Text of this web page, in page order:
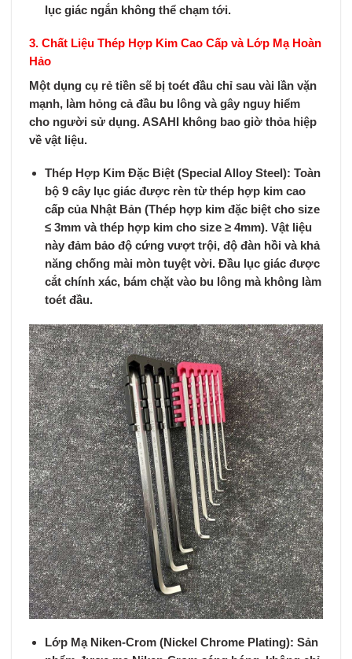
lục giác ngắn không thể chạm tới.
3. Chất Liệu Thép Hợp Kim Cao Cấp và Lớp Mạ Hoàn
Hảo
Một dụng cụ rẻ tiền sẽ bị toét đầu chỉ sau vài lần vặn
mạnh, làm hỏng cả đầu bu lông và gây nguy hiểm
cho người sử dụng. ASAHI không bao giờ thỏa hiệp
về vật liệu.
Thép Hợp Kim Đặc Biệt (Special Alloy Steel): Toàn
bộ 9 cây lục giác được rèn từ thép hợp kim cao
cấp của Nhật Bản (Thép hợp kim đặc biệt cho size
≤ 3mm và thép hợp kim cho size ≥ 4mm). Vật liệu
này đảm bảo độ cứng vượt trội, độ đàn hồi và khả
năng chống mài mòn tuyệt vời. Đầu lục giác được
cắt chính xác, bám chặt vào bu lông mà không làm
toét đầu.
Lớp Mạ Niken-Crom (Nickel Chrome Plating): Sản